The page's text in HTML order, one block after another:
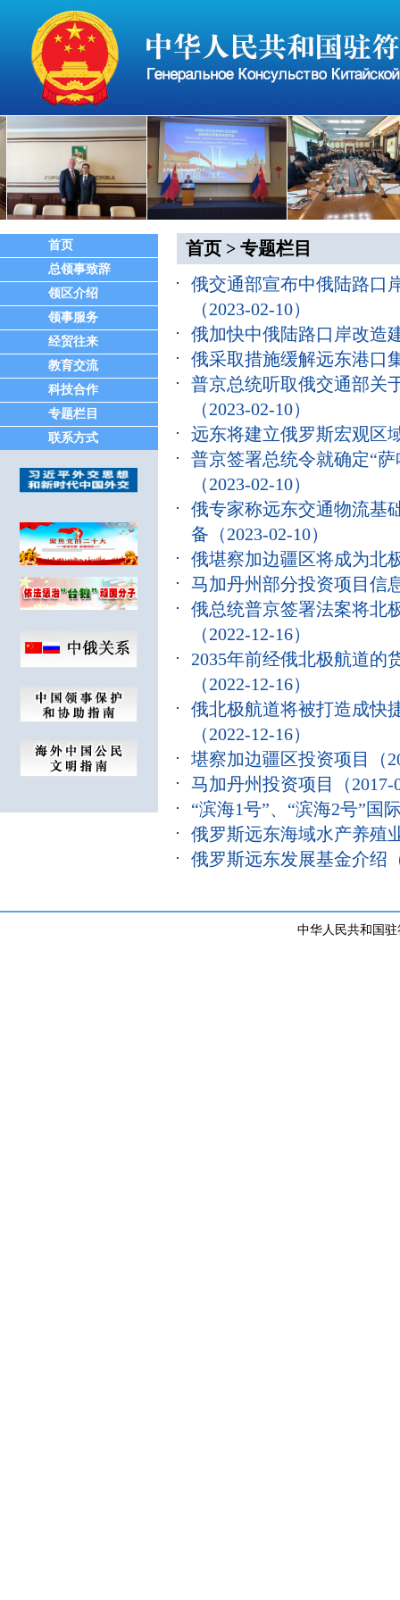
首页
总领事致辞
领区介绍
领事服务
经贸往来
教育交流
科技合作
专题栏目
联系方式
首页 > 专题栏目
俄交通部宣布中俄陆路口
（2023-02-10）
俄加快中俄陆路口岸改造
俄采取措施缓解远东港口
普京总统听取俄交通部关
（2023-02-10）
远东将建立俄罗斯宏观区
普京签署总统令就确定“
（2023-02-10）
俄专家称远东交通物流基
备 （2023-02-10）
俄堪察加边疆区将成为北
马加丹州部分投资项目信
俄总统普京签署法案将北
（2022-12-16）
2035年前经俄北极航道的
（2022-12-16）
俄北极航道将被打造成快
（2022-12-16）
堪察加边疆区投资项目
（
马加丹州投资项目
（
“滨海1号”、“滨海2号”国
俄罗斯远东海域水产养殖
俄罗斯远东发展基金介绍
中华人民共和国